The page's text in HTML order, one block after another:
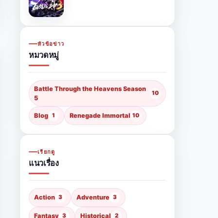
หัวข้อข่าว
หมวดหมู่
Battle Through the Heavens Season
5
10
Blog 1 Renegade Immortal 10
เรียกดู
แนวเรื่อง
Action 3 Adventure 3
Fantasy 3 Historical 2